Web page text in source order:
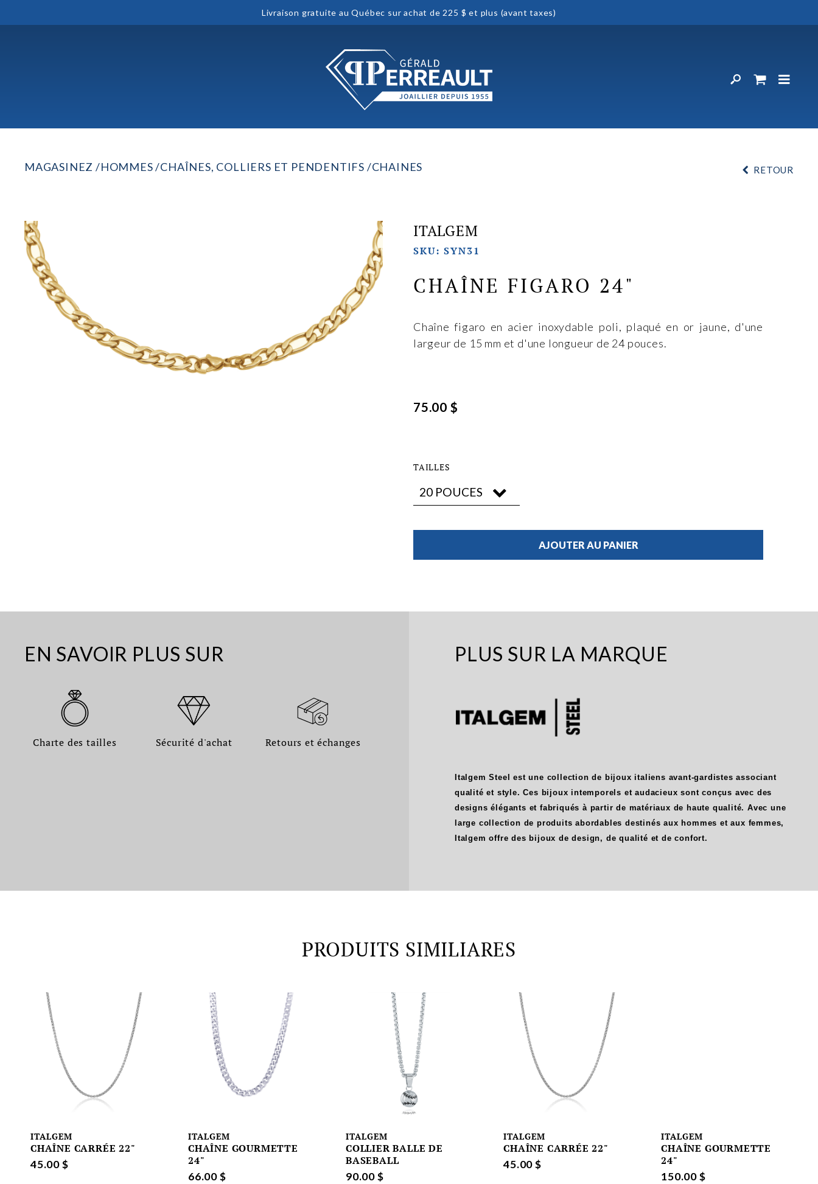
Livraison gratuite au Québec sur achat de 225 $ et plus (avant taxes)
MAGASINEZ HOMMES CHAÎNES, COLLIERS ET PENDENTIFS CHAINES RETOUR
ITALGEM
SKU: SYN31
CHAÎNE FIGARO 24"
Chaîne figaro en acier inoxydable poli, plaqué en or jaune, d'une
largeur de 15 mm et d'une longueur de 24 pouces.
75.00 $
TAILLES
AJOUTER AU PANIER
EN SAVOIR PLUS SUR
Charte des tailles Sécurité d'achat Retours et échanges
PLUS SUR LA MARQUE
Italgem Steel est une collection de bijoux italiens avant-gardistes associant
qualité et style. Ces bijoux intemporels et audacieux sont conçus avec des
designs élégants et fabriqués à partir de matériaux de haute qualité. Avec une
large collection de produits abordables destinés aux hommes et aux femmes,
Italgem offre des bijoux de design, de qualité et de confort.
PRODUITS SIMILIARES
ITALGEM
CHAÎNE CARRÉE 22"
45.00 $
ITALGEM
CHAÎNE GOURMETTE
24"
66.00 $
ITALGEM
COLLIER BALLE DE
BASEBALL
90.00 $
ITALGEM
CHAÎNE CARRÉE 22"
45.00 $
ITALGEM
CHAÎNE GOURMETTE
24"
150.00 $